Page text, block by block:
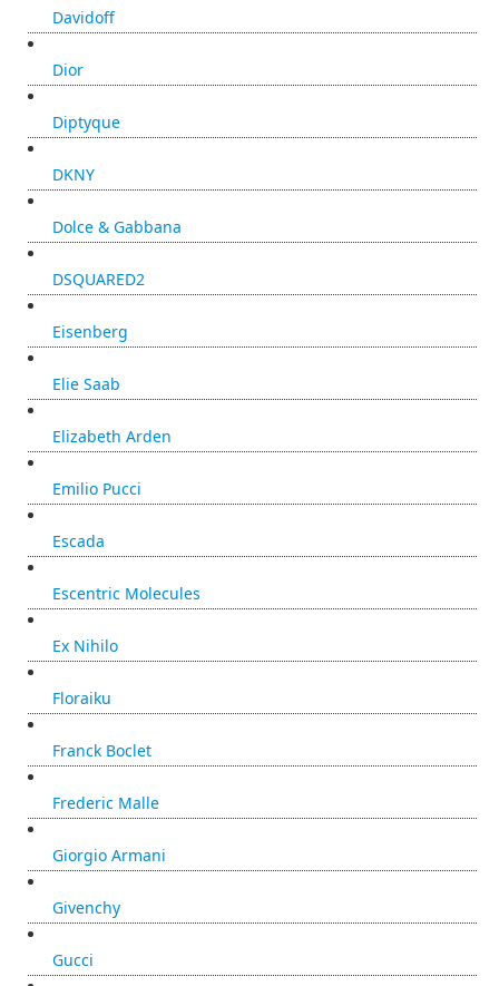
Davidoff
Dior
Diptyque
DKNY
Dolce & Gabbana
DSQUARED2
Eisenberg
Elie Saab
Elizabeth Arden
Emilio Pucci
Escada
Escentric Molecules
Ex Nihilo
Floraiku
Franck Boclet
Frederic Malle
Giorgio Armani
Givenchy
Gucci